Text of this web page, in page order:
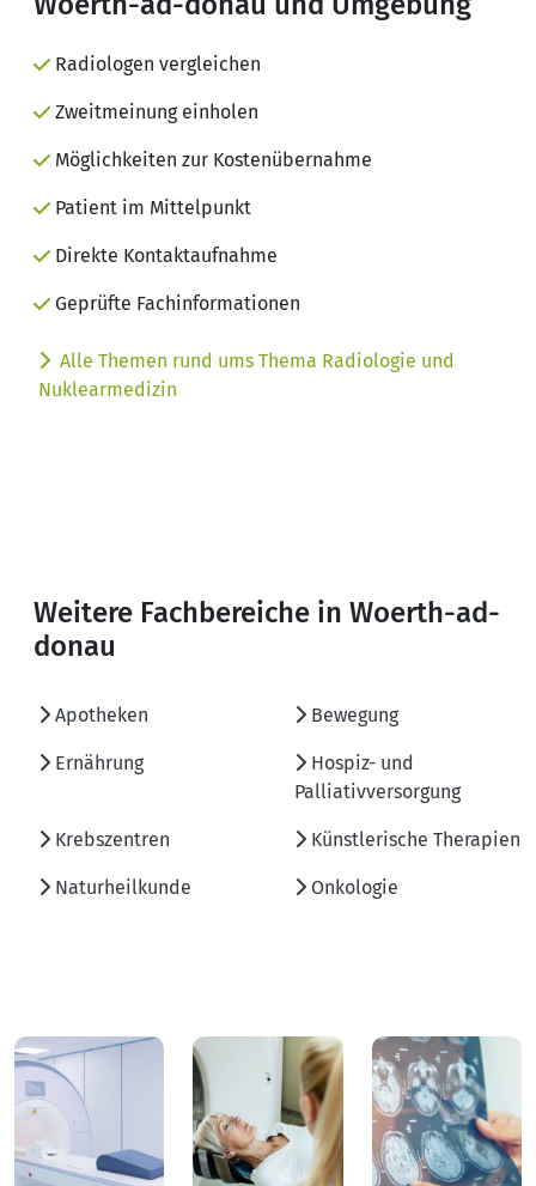
Radiologen vergleichen
Zweitmeinung einholen
Möglichkeiten zur Kostenübernahme
Patient im Mittelpunkt
Direkte Kontaktaufnahme
Geprüfte Fachinformationen
Alle Themen rund ums Thema Radiologie und
Nuklearmedizin
Weitere Fachbereiche in Woerth-ad-
donau
Apotheken Bewegung
Ernährung
Hospiz- und
Palliativversorgung
Krebszentren Künstlerische Therapien
Naturheilkunde Onkologie